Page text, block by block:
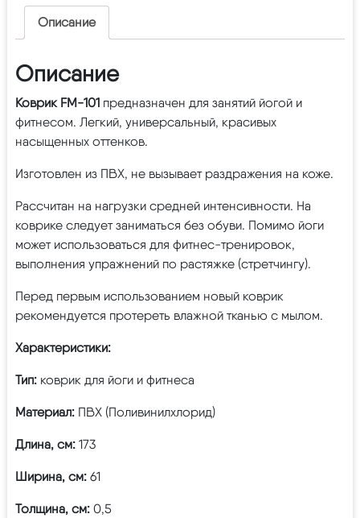
Описание
Описание
Коврик FM-101 предназначен для занятий йогой и
фитнесом. Легкий, универсальный, красивых
насыщенных оттенков.
Изготовлен из ПВХ, не вызывает раздражения на коже.
Рассчитан на нагрузки средней интенсивности. На
коврике следует заниматься без обуви. Помимо йоги
может использоваться для фитнес-тренировок,
выполнения упражнений по растяжке (стретчингу).
Перед первым использованием новый коврик
рекомендуется протереть влажной тканью с мылом.
Характеристики:
Тип: коврик для йоги и фитнеса
Материал: ПВХ (Поливинилхлорид)
Длина, см: 173
Ширина, см: 61
Толщина, см: 0,5